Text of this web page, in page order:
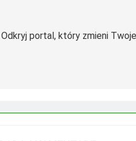
wpisu
Odkryj portal, który zmieni